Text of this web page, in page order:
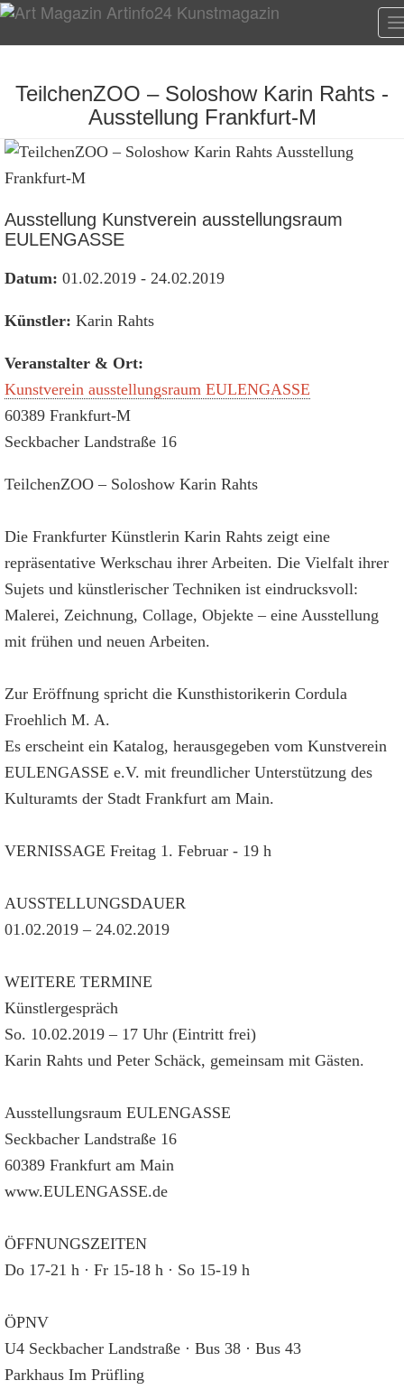
TeilchenZOO – Soloshow Karin Rahts -
Ausstellung Frankfurt-M
Ausstellung Kunstverein ausstellungsraum
EULENGASSE
Datum: 01.02.2019 - 24.02.2019
Künstler: Karin Rahts
Veranstalter & Ort:
Kunstverein ausstellungsraum EULENGASSE
60389 Frankfurt-M
Seckbacher Landstraße 16
TeilchenZOO – Soloshow Karin Rahts
Die Frankfurter Künstlerin Karin Rahts zeigt eine
repräsentative Werkschau ihrer Arbeiten. Die Vielfalt ihrer
Sujets und künstlerischer Techniken ist eindrucksvoll:
Malerei, Zeichnung, Collage, Objekte – eine Ausstellung
mit frühen und neuen Arbeiten.
Zur Eröffnung spricht die Kunsthistorikerin Cordula
Froehlich M. A.
Es erscheint ein Katalog, herausgegeben vom Kunstverein
EULENGASSE e.V. mit freundlicher Unterstützung des
Kulturamts der Stadt Frankfurt am Main.
VERNISSAGE Freitag 1. Februar - 19 h
AUSSTELLUNGSDAUER
01.02.2019 – 24.02.2019
WEITERE TERMINE
Künstlergespräch
So. 10.02.2019 – 17 Uhr (Eintritt frei)
Karin Rahts und Peter Schäck, gemeinsam mit Gästen.
Ausstellungsraum EULENGASSE
Seckbacher Landstraße 16
60389 Frankfurt am Main
www.EULENGASSE.de
ÖFFNUNGSZEITEN
Do 17-21 h · Fr 15-18 h · So 15-19 h
ÖPNV
U4 Seckbacher Landstraße · Bus 38 · Bus 43
Parkhaus Im Prüfling